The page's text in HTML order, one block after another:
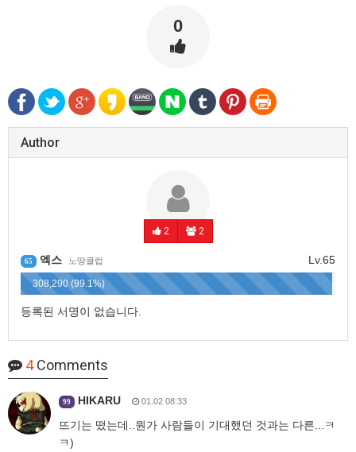
0
Author
2 2
Lv.65
65 엑스 노땅클럽
308,290 (99.1%)
등록된 서명이 없습니다.
4Comments
99 HIKARU 01.02 08:33
뜨기는 떴는데..뭔가 사람들이 기대했던 것과는 다른...ㅋ
ㅋ)